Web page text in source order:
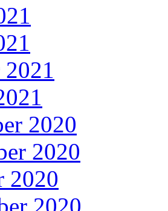
2020
2020
2020
2020